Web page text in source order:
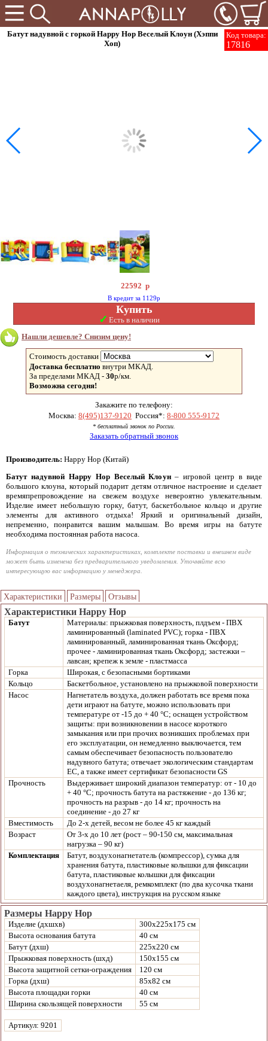
Код товара:
17816
Батут надувной с горкой Happy Hop Веселый Клоун (Хэппи
Хоп)
22592 р
В кредит за 1129р
Купить
✓ Есть в наличии
Нашли дешевле? Снизим цену!
Стоимость доставки
Доставка бесплатно внутри МКАД.
За пределами МКАД - 30р/км.
Возможна сегодня!
Закажите по телефону:
Москва: 8(495)137-9120 Россия*: 8-800 555-9172
* бесплатный звонок по России.
Заказать обратный звонок
Производитель: Happy Hop (Китай)
Батут надувной Happy Hop Веселый Клоун– игровой центр в виде
большого клоуна, который подарит детям отличное настроение и сделает
времяпрепровождение на свежем воздухе невероятно увлекательным.
Изделие имеет небольшую горку, батут, баскетбольное кольцо и другие
элементы для активного отдыха! Яркий и оригинальный дизайн,
непременно, понравится вашим малышам. Во время игры на батуте
необходима постоянная работа насоса.
Информация о технических характеристиках, комплекте поставки и внешнем виде
может быть изменена без предварительного уведомления. Уточняйте всю
интересующую вас информацию у менеджера.
Характеристики Размеры Отзывы
Характеристики Happy Hop
Батут
Материалы: прыжковая поверхность, плдъем - ПВХ
ламинированный (laminated PVC); горка - ПВХ
ламинированный, ламинированная ткань Оксфорд;
прочее - ламинированная ткань Оксфорд; застежки –
лавсан; крепеж к земле - пластмасса
Горка
Широкая, с безопасными бортиками
Кольцо
Баскетбольное, установлено на прыжковой поверхности
Насос
Нагнетатель воздуха, должен работать все время пока
дети играют на батуте, можно использовать при
температуре от -15 до + 40 °C; оснащен устройством
защиты: при возникновении в насосе короткого
замыкания или при прочих возникших проблемах при
его эксплуатации, он немедленно выключается, тем
самым обеспечивает безопасность пользователю
надувного батута; отвечает экологическим стандартам
ЕС, а также имеет сертификат безопасности GS
Прочность
Выдерживает широкий диапазон температур: от - 10 до
+ 40 °C; прочность батута на растяжение - до 136 кг;
прочность на разрыв - до 14 кг; прочность на
соединение - до 27 кг
Вместимость
До 2-х детей, весом не более 45 кг каждый
Возраст
От 3-х до 10 лет (рост – 90-150 см, максимальная
нагрузка – 90 кг)
Комплектация
Батут, воздухонагнетатель (компрессор), сумка для
хранения батута, пластиковые колышки для фиксации
батута, пластиковые колышки для фиксации
воздухонагнетаеля, ремкомплект (по два кусочка ткани
каждого цвета), инструкция на русском языке
Размеры Happy Hop
Изделие (дхшхв)
300x225x175 см
Высота основания батута
40 см
Батут (дхш)
225x220 см
Прыжковая поверхность (шхд)
150x155 cм
Высота защитной сетки-ограждения
120 cм
Горка (дхш)
85х82 см
Высота площадки горки
40 см
Ширина скользящей поверхности
55 см
Артикул: 9201